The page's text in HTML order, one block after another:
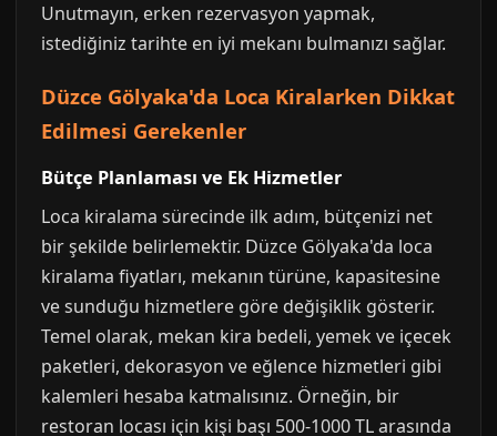
Unutmayın, erken rezervasyon yapmak,
istediğiniz tarihte en iyi mekanı bulmanızı sağlar.
Düzce Gölyaka'da Loca Kiralarken Dikkat
Edilmesi Gerekenler
Bütçe Planlaması ve Ek Hizmetler
Loca kiralama sürecinde ilk adım, bütçenizi net
bir şekilde belirlemektir. Düzce Gölyaka'da loca
kiralama fiyatları, mekanın türüne, kapasitesine
ve sunduğu hizmetlere göre değişiklik gösterir.
Temel olarak, mekan kira bedeli, yemek ve içecek
paketleri, dekorasyon ve eğlence hizmetleri gibi
kalemleri hesaba katmalısınız. Örneğin, bir
restoran locası için kişi başı 500-1000 TL arasında